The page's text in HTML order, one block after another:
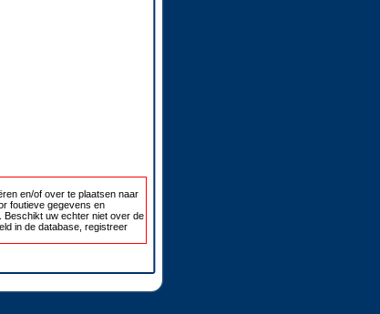
en/of over te plaatsen naar
foutieve gegevens en
Beschikt uw echter niet over de
in de database, registreer